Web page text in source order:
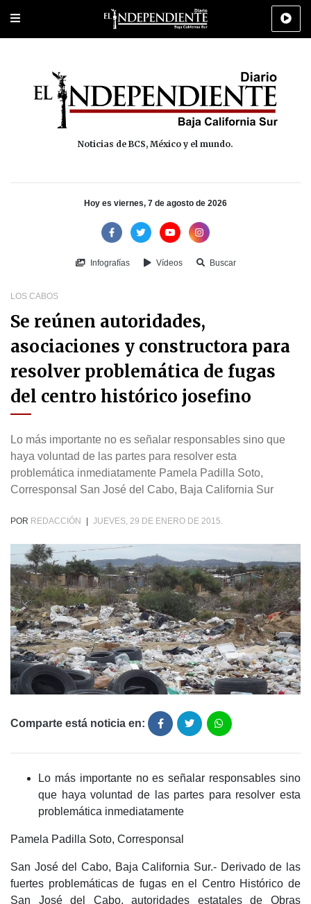
Portada Los Cabos Policiaca Deportes Cultura
Noticias de BCS, México y el mundo.
Hoy es viernes, 7 de agosto de 2026
Infografías Vídeos Buscar
LOS CABOS
Se reúnen autoridades,
asociaciones y constructora para
resolver problemática de fugas
del centro histórico josefino
Lo más importante no es señalar responsables sino que
haya voluntad de las partes para resolver esta
problemática inmediatamente Pamela Padilla Soto,
Corresponsal San José del Cabo, Baja California Sur
POR REDACCIÓN JUEVES, 29 DE ENERO DE 2015.
Comparte está noticia en:
Lo más importante no es señalar responsables sino
que haya voluntad de las partes para resolver esta
problemática inmediatamente
Pamela Padilla Soto, Corresponsal
San José del Cabo, Baja California Sur.- Derivado de las
fuertes problemáticas de fugas en el Centro Histórico de
San José del Cabo, autoridades estatales de Obras